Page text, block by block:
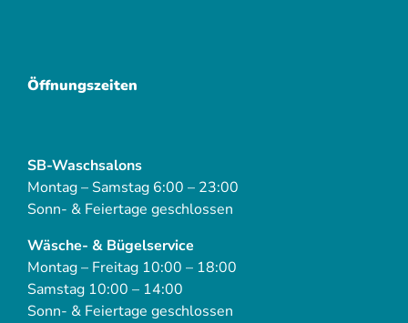
Öffnungszeiten
SB-Waschsalons
Montag – Samstag 6:00 – 23:00
Sonn- & Feiertage geschlossen
Wäsche- & Bügelservice
Montag – Freitag 10:00 – 18:00
Samstag 10:00 – 14:00
Sonn- & Feiertage geschlossen